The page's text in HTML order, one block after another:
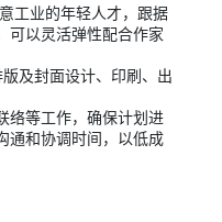
工业的年轻人才，跟据
可以灵活弹性配合作家
及封面设计、印刷、出
络等工作，确保计划进
通和协调时间，以低成